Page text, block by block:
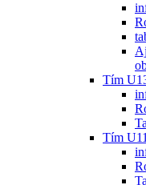
Tím
Tím